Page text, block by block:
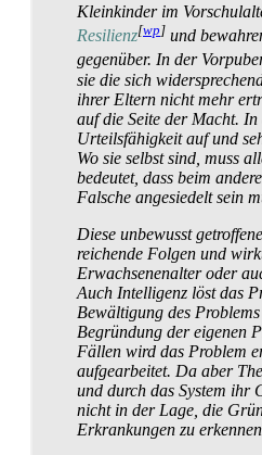
Kleinkinder im
Resilienz[wp] und
gegenüber. In der
sie die sich
ihrer Eltern nicht mehr
auf die Seite der Macht.
Urteils­fähigkeit auf und
Wo sie selbst sind, muss
bedeutet, dass beim
Falsche angesiedelt sein
Diese unbewusst
reichende Folgen und
Erwachsenen­alter oder
Auch Intelligenz löst das
Bewältigung des
Begründung der eigenen
Fällen wird das Problem
aufgearbeitet. Da aber
und durch das System ihr
nicht in der Lage, die
Erkrankungen zu